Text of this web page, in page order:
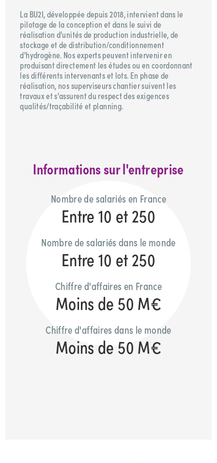
La BU2I, développée depuis 2018, intervient dans le
pilotage de la conception et dans le suivi de
réalisation d'unités de production industrielle, de
stockage et de distribution/conditionnement
d'hydrogène. Nos experts peuvent intervenir en
produisant directement les études ou en coordonnant
les différents intervenants et lots. En phase de
réalisation, nos superviseurs chantier suivent les
travaux et s'assurent du respect des exigences
qualités/traçabilité et planning.
Informations sur l'entreprise
Nombre de salariés en France
Entre 10 et 250
Nombre de salariés dans le monde
Entre 10 et 250
Chiffre d'affaires en France
Moins de 50 M€
Chiffre d'affaires dans le monde
Moins de 50 M€